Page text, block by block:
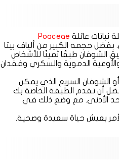
عائلة Poaceae
حجمه الكبير من ألياف بيتا
، والثيامين ، والمغنيسيوم ، والرقم الذري 30 - يعتبر دقيق الشوفان طبقًا ثمينًا للأشخاص
الدموية والسكري وفقدان
الشوفان السريع الذي يمكن
أن تقدم الطبقة الخاصة بك
الأدنى. مع وضع ذلك في
بعيش حياة سعيدة وصحية.